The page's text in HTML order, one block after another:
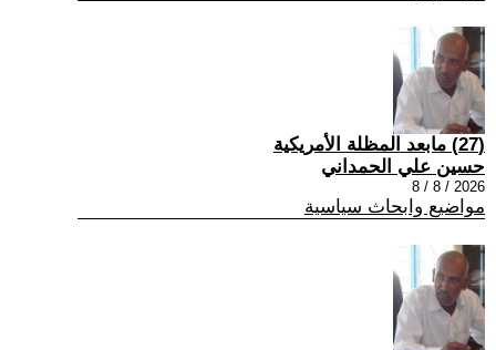
(27) مابعد المظلة الأمريكية
حسين علي الحمداني
2026 / 8 / 8
مواضيع وابحاث سياسية